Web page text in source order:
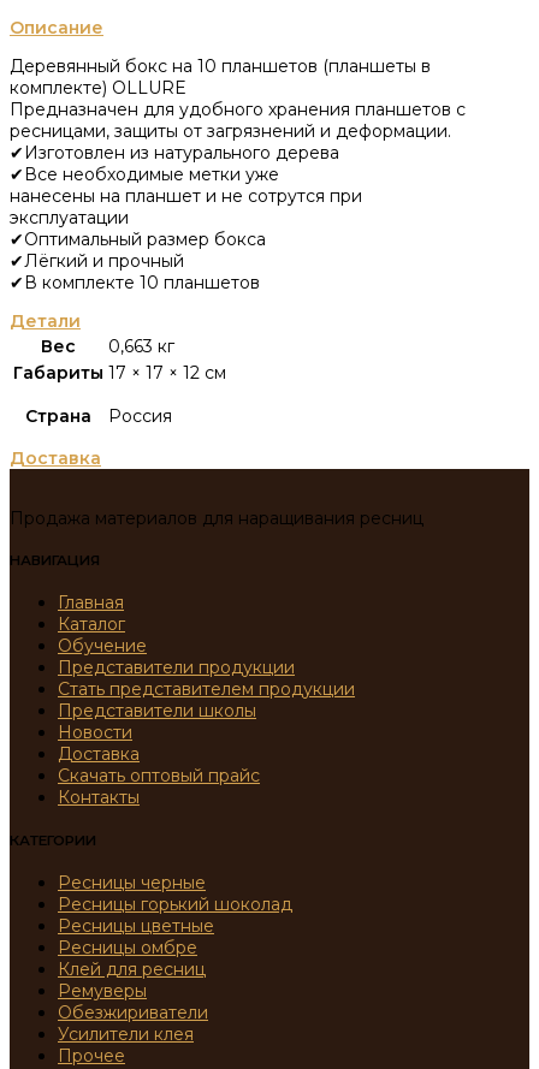
Описание
Деревянный бокс на 10 планшетов (планшеты в
комплекте) OLLURE
Предназначен для удобного хранения планшетов с
ресницами, защиты от загрязнений и деформации.
✔Изготовлен из натурального дерева
✔Все необходимые метки уже
нанесены на планшет и не сотрутся при
эксплуатации
✔Оптимальный размер бокса
✔Лёгкий и прочный
✔В комплекте 10 планшетов
Детали
Вес
0,663 кг
Габариты 17 × 17 × 12 см
Страна
Россия
Доставка
Продажа материалов для наращивания ресниц
НАВИГАЦИЯ
Главная
Каталог
Обучение
Представители продукции
Стать представителем продукции
Представители школы
Новости
Доставка
Скачать оптовый прайс
Контакты
КАТЕГОРИИ
Ресницы черные
Ресницы горький шоколад
Ресницы цветные
Ресницы омбре
Клей для ресниц
Ремуверы
Обезжириватели
Усилители клея
Прочее